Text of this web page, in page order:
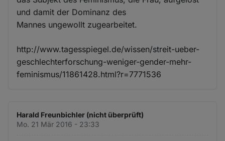
und damit der Dominanz des
Mannes ungewollt zugearbeitet.
http://www.tagesspiegel.de/wissen/streit-ueber-
geschlechterforschung-weniger-gender-mehr-
feminismus/11861428.html?r=7771536
Harald Freunbichler (nicht überprüft)
Mo. 21 Mär 2016 - 23:33